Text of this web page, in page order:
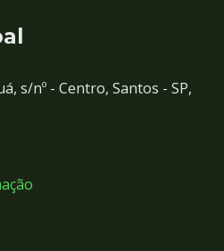
s/nº - Centro, Santos - SP,